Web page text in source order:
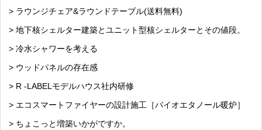
> ラウンジチェア&ラウンドテーブル(送料無料)
> 地下核シェルター建築とユニット型核シェルターとその値段。
> 冷水シャワーを考える
> ウッドパネルの存在感
> R -LABELモデルハウス社内研修
> エコスマートファイヤーの設計施工［バイオエタノール暖炉］
> ちょこっと増築いかがですか。